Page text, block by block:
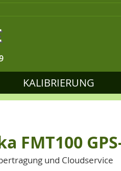
KALIBRIERUNG
FMT100
und Cloudservice